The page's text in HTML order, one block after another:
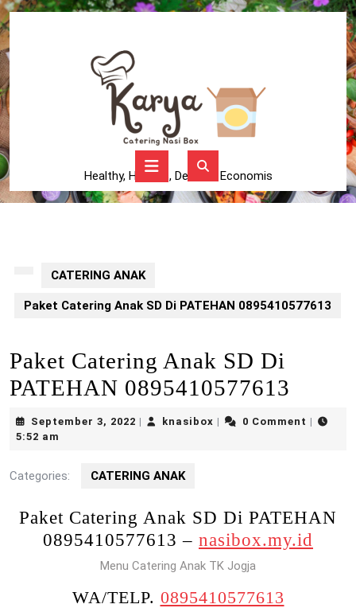
Skip
to
content
Healthy, Higienis, Delicius, Economis
Button
CATERING ANAK
Paket Catering Anak SD Di PATEHAN 0895410577613
Paket Catering Anak SD Di
PATEHAN 0895410577613
September 3, 2022 September
knasibox knasibox0 Comment
5:52 am
Categories: CATERING ANAK
Paket Catering Anak SD Di PATEHAN
0895410577613 – nasibox.my.id
Menu Catering Anak TK Jogja
WA/TELP. 0895410577613